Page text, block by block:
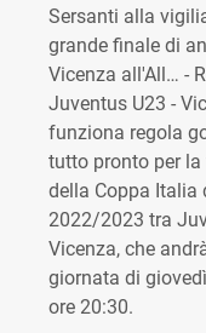
Sersanti alla
grande finale di
Vicenza all'All… -
Juventus U23 -
funziona regola
tutto pronto per
della Coppa Italia
2022/2023 tra
Vicenza, che
giornata di
ore 20:30.